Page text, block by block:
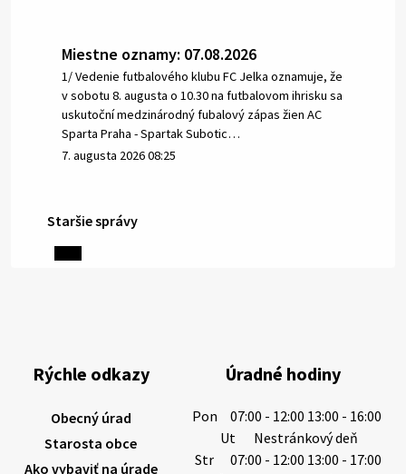
Miestne oznamy: 07.08.2026
1/ Vedenie futbalového klubu FC Jelka oznamuje, že
v sobotu 8. augusta o 10.30 na futbalovom ihrisku sa
uskutoční medzinárodný fubalový zápas žien AC
Sparta Praha - Spartak Subotic…
7. augusta 2026 08:25
6. augusta 2026 08:13
výdatnosti vodárenských zdrojov.
Západoslovenská vodárenská spoločnosť preto
6. augusta 2026 08:12
Staršie správy
Rýchle odkazy
Obecný úrad
Starosta obce
Ako vybaviť na úrade
Úradné hodiny
Pon
07:00 - 12:00 13:00 - 16:00
Ut
Nestránkový deň
Str
07:00 - 12:00 13:00 - 17:00